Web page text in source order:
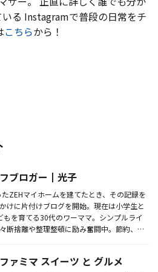
る Instagramで普段の日常をチ
こちらから！
ブロガー┃光子
ZEHマイホームを建てたとき、その記録を
けに片付けブログを開始。現在は小学生と
もを育てる30代のワーママ。シンプルライ
断捨離や整理整頓に励み奮闘中。節約、片
ァミマ スイーツ と グルメ